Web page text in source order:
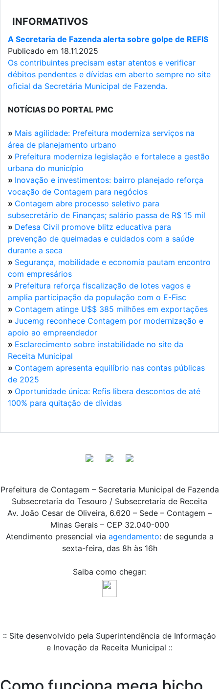
INFORMATIVOS
A Secretaria de Fazenda alerta sobre golpe de REFIS
Publicado em 18.11.2025
Os contribuintes precisam estar atentos e verificar
débitos pendentes e dívidas em aberto sempre no site
oficial da Secretária Municipal de Fazenda.
NOTÍCIAS DO PORTAL PMC
» Mais agilidade: Prefeitura moderniza serviços na
área de planejamento urbano
» Prefeitura moderniza legislação e fortalece a gestão
urbana do município
» Inovação e investimentos: bairro planejado reforça
vocação de Contagem para negócios
» Contagem abre processo seletivo para
subsecretário de Finanças; salário passa de R$ 15 mil
» Defesa Civil promove blitz educativa para
prevenção de queimadas e cuidados com a saúde
durante a seca
» Segurança, mobilidade e economia pautam encontro
com empresários
» Prefeitura reforça fiscalização de lotes vagos e
amplia participação da população com o E-Fisc
» Contagem atinge U$$ 385 milhões em exportações
» Jucemg reconhece Contagem por modernização e
apoio ao empreendedor
» Esclarecimento sobre instabilidade no site da
Receita Municipal
» Contagem apresenta equilíbrio nas contas públicas
de 2025
» Oportunidade única: Refis libera descontos de até
100% para quitação de dívidas
Prefeitura de Contagem – Secretaria Municipal de Fazenda
Subsecretaria do Tesouro / Subsecretaria de Receita
Av. João Cesar de Oliveira, 6.620 – Sede – Contagem –
Minas Gerais – CEP 32.040-000
Atendimento presencial via agendamento: de segunda a
sexta-feira, das 8h às 16h
Saiba como chegar:
:: Site desenvolvido pela Superintendência de Informação
e Inovação da Receita Municipal ::